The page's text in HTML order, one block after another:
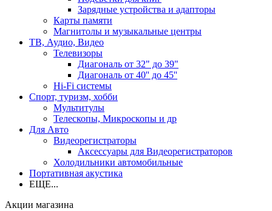
Зарядные устройства и адапторы
Карты памяти
Магнитолы и музыкальные центры
ТВ, Аудио, Видео
Телевизоры
Диагональ от 32" до 39"
Диагональ от 40'' до 45''
Hi-Fi системы
Спорт, туризм, хобби
Мультитулы
Телескопы, Микроскопы и др
Для Авто
Видеорегистраторы
Аксессуары для Видеорегистраторов
Холодильники автомобильные
Портативная акустика
ЕЩЕ...
Акции магазина